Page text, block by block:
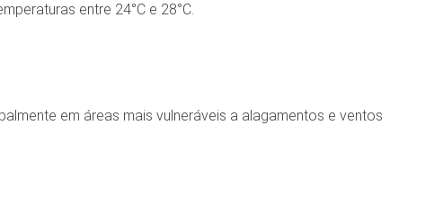
entre 24°C e 28°C.
em áreas mais vulneráveis a alagamentos e ventos